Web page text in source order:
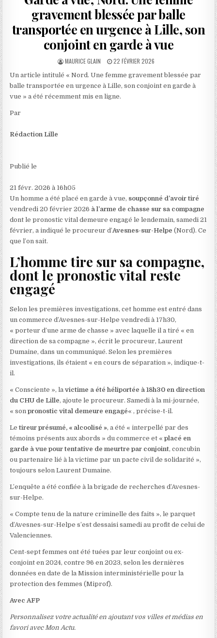
gravement blessée par balle
transportée en urgence à Lille, son
conjoint en garde à vue
AUTHOR:
MAURICE GLAIN
PUBLISHED
22 FÉVRIER 2026
Un article intitulé « Nord. Une femme gravement blessée par
balle transportée en urgence à Lille, son conjoint en garde à
vue » a été récemment mis en ligne.
Par
Rédaction Lille
Publié le
21 févr. 2026 à 16h05
Un homme a été placé en garde à vue, soupçonné d’avoir tiré
vendredi 20 février 2026 à l’arme de chasse sur sa compagne
dont le pronostic vital demeure engagé le lendemain, samedi 21
février, a indiqué le procureur d’Avesnes-sur-Helpe (Nord). Ce
que l’on sait.
L’homme tire sur sa compagne,
dont le pronostic vital reste
engagé
Selon les premières investigations, cet homme est entré dans
un commerce d’Avesnes-sur-Helpe vendredi à 17h30,
« porteur d’une arme de chasse » avec laquelle il a tiré « en
direction de sa compagne », écrit le procureur, Laurent
Dumaine, dans un communiqué. Selon les premières
investigations, ils étaient « en cours de séparation », indique-t-
il.
« Consciente », lavictime a été héliportée à 18h30 en direction
du CHU de Lille, ajoute le procureur. Samedi à la mi-journée,
« sonpronostic vital demeure engagé« , précise-t-il.
Le tireur présumé, « alcoolisé », a été « interpellé par des
témoins présents aux abords » du commerce et «placé en
garde à vue pour tentative de meurtre par conjoint, concubin
ou partenaire lié à la victime par un pacte civil de solidarité »,
toujours selon Laurent Dumaine.
L’enquête a été confiée à la brigade de recherches d’Avesnes-
sur-Helpe.
« Compte tenu de la nature criminelle des faits », le parquet
d’Avesnes-sur-Helpe s’est dessaisi samedi au profit de celui de
Valenciennes.
Cent-sept femmes ont été tuées par leur conjoint ou ex-
conjoint en 2024, contre 96 en 2023, selon les dernières
données en date de la Mission interministérielle pour la
protection des femmes (Miprof).
Avec AFP
Personnalisez votre actualité en ajoutant vos villes et médias en
favori avec Mon Actu.